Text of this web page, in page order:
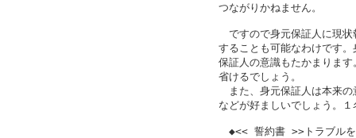
つながりかねません。
ですので身元保証人に現状
することも可能なわけです
保証人の意識もたかまりま
省けるでしょう。
また、身元保証人は本来の
などが好ましいでしょう。
◆<< 誓約書 >>トラブルを